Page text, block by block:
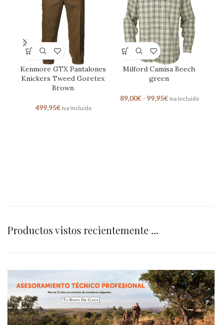
Kenmore GTX Pantalones
Knickers Tweed Goretex
Brown
499,95€ Iva Incluido
Milford Camisa Beech
green
89,00€ - 99,95€ Iva Incluido
Productos vistos recientemente ...